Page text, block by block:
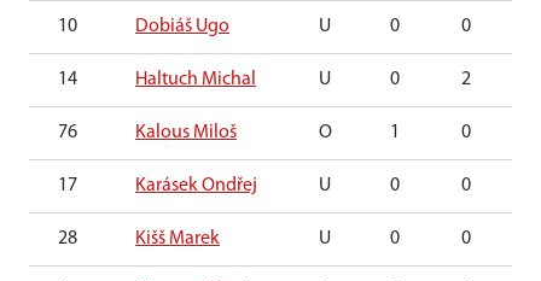
10 Dobiáš Ugo U 0 0
14 Haltuch Michal U 0 2
76 Kalous Miloš O 1 0
17 Karásek Ondřej U 0 0
28 Kišš Marek U 0 0